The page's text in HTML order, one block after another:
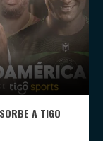
A TIGO